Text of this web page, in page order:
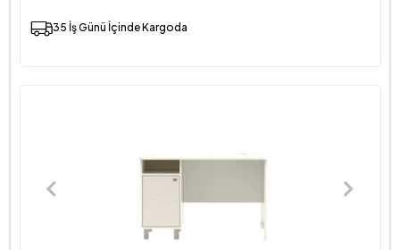
35 İş Günü İçinde Kargoda